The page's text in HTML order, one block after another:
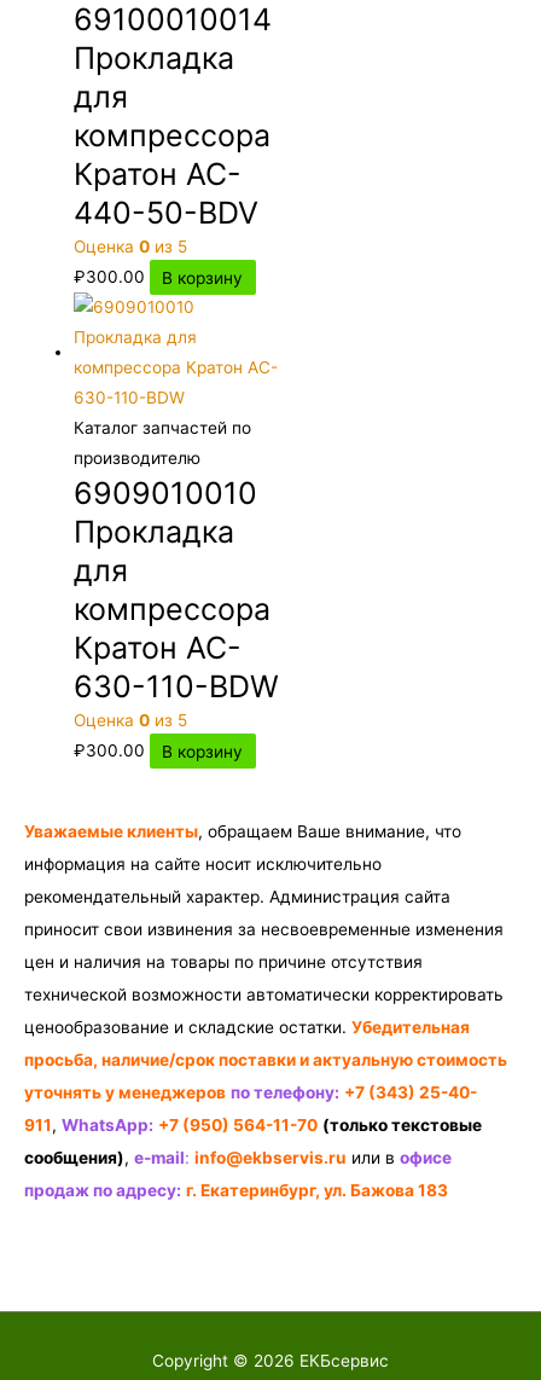
69100010014
Прокладка
для
компрессора
Кратон AC-
440-50-BDV
Оценка0 из 5
₽300.00 В корзину
Каталог запчастей по
производителю
6909010010
Прокладка
для
компрессора
Кратон AC-
630-110-BDW
Оценка0 из 5
₽300.00 В корзину
Уважаемые клиенты, обращаем Ваше внимание, что
информация на сайте носит исключительно
рекомендательный характер. Администрация сайта
приносит свои извинения за несвоевременные изменения
цен и наличия на товары по причине отсутствия
технической возможности автоматически корректировать
ценообразование и складские остатки. Убедительная
просьба, наличие/срок поставки и актуальную стоимость
уточнять у менеджеров по телефону: +7 (343) 25-40-
911, WhatsApp: +7 (950) 564-11-70 (только текстовые
сообщения), e-mail: info@ekbservis.ru или в офисе
продаж по адресу: г. Екатеринбург, ул. Бажова 183
Copyright © 2026 ЕКБсервис